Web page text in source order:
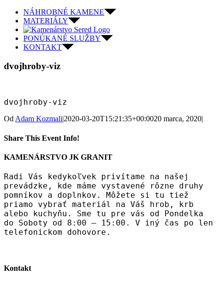
Skip
content
NÁHROBNÉ KAMENE
MATERIÁLY
PONÚKANÉ SLUŽBY
KONTAKT
dvojhroby-viz
dvojhroby-viz
OdAdam Kozmali|2020-03-20T15:21:35+00:0020 marca, 2020|
Share This Event Info!
Facebook
Twitter
Reddit
LinkedIn
WhatsApp
Pinterest
KAMENÁRSTVO JK GRANIT
Radi Vás kedykoľvek privítame na našej
prevádzke, kde máme vystavené rôzne druhy
pomníkov a doplnkov. Môžete si tu tiež
priamo vybrať materiál na Váš hrob, krb
alebo kuchyňu. Sme tu pre vás od Pondelka
do Soboty od 8:00 – 15:00. V iný čas po len
telefonickom dohovore.
Kontakt